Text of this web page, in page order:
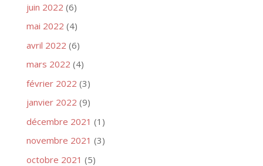
juin 2022 (6)
mai 2022 (4)
avril 2022 (6)
mars 2022 (4)
février 2022 (3)
janvier 2022 (9)
décembre 2021 (1)
novembre 2021 (3)
octobre 2021 (5)